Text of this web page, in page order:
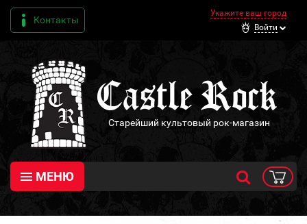
Контакты
Укажите ваш город
Войти
Старейший культовый рок-магазин
МЕНЮ